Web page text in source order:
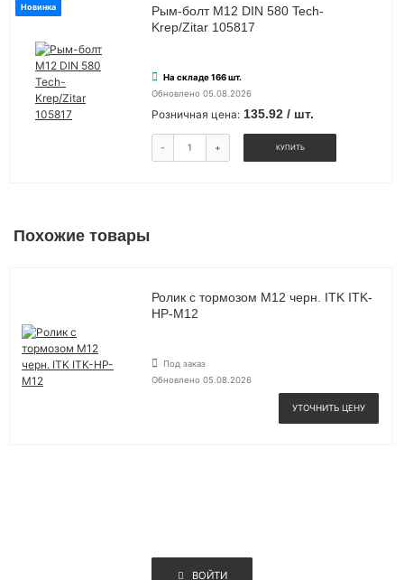
Новинка
Рым-болт М12 DIN 580 Tech-
Krep/Zitar 105817
На складе 166 шт.
Обновлено 05.08.2026
Розничная цена: 135.92 / шт.
- + КУПИТЬ
Похожие товары
Ролик с тормозом М12 черн. ITK ITK-
HP-M12
Под заказ
Обновлено 05.08.2026
УТОЧНИТЬ ЦЕНУ
ВОЙТИ